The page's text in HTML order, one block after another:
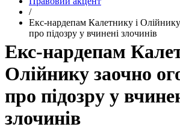
/
Екс-нардепам Калетнику і
про підозру у вчинені злочинів
Екс-нардепам
Олійнику заочно
про підозру у
злочинів